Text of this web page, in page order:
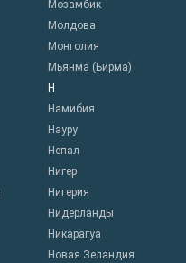
Мозамбик
Молдова
Монголия
Мьянма (Бирма)
Н
Намибия
Науру
Непал
Нигер
Нигерия
Нидерланды
Никарагуа
Новая Зеландия